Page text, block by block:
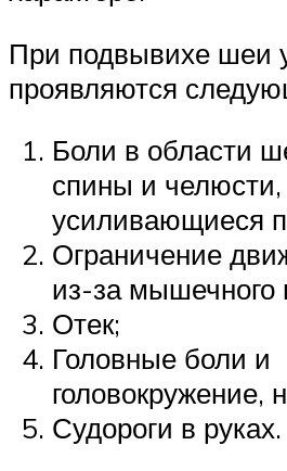
При подвывихе шеи
проявляются
Боли в области
спины и челюсти,
усиливающиеся
Ограничение
из-за мышечного
Отек;
Головные боли и
головокружение,
Судороги в руках.